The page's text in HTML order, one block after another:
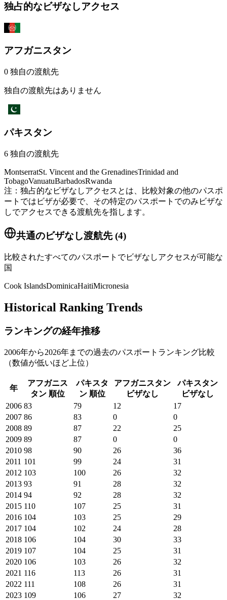
独占的なビザなしアクセス
アフガニスタン
0 独自の渡航先
独自の渡航先はありません
パキスタン
6 独自の渡航先
MontserratSt. Vincent and the GrenadinesTrinidad and
TobagoVanuatuBarbadosRwanda
注：独占的なビザなしアクセスとは、比較対象の他のパスポ
ートではビザが必要で、その特定のパスポートでのみビザな
しでアクセスできる渡航先を指します。
共通のビザなし渡航先(4)
比較されたすべてのパスポートでビザなしアクセスが可能な
国
Cook IslandsDominicaHaitiMicronesia
Historical Ranking Trends
ランキングの経年推移
2006年から2026年までの過去のパスポートランキング比較
（数値が低いほど上位）
年
アフガニス
タン 順位
パキスタ
ン 順位
アフガニスタン
ビザなし
パキスタン
ビザなし
2006 83 79 12
17
2007 86 83 0
0
2008 89 87 22
25
2009 89 87 0
0
2010 98 90 26
36
2011 101 99 24
31
2012 103 100 26
32
2013 93 91 28
32
2014 94 92 28
32
2015 110 107 25
31
2016 104 103 25
29
2017 104 102 24
28
2018 106 104 30
33
2019 107 104 25
31
2020 106 103 26
32
2021 116 113 26
31
2022 111 108 26
31
2023 109 106 27
32